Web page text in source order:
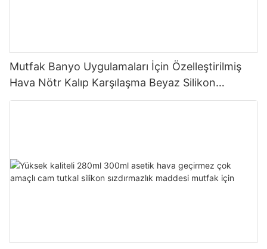
Mutfak Banyo Uygulamaları İçin Özelleştirilmiş
Hava Nötr Kalıp Karşılaşma Beyaz Silikon
Sızdırmazlık Makinesi